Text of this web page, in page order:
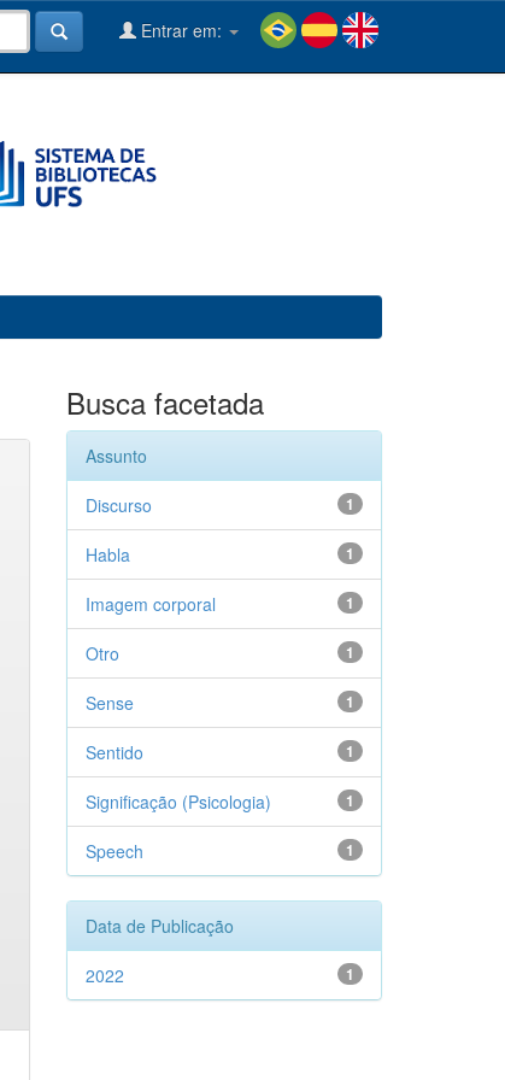
Entrar em:
Busca facetada
Assunto
1
Discurso
1
Habla
1
Imagem corporal
1
Otro
1
Sense
1
Sentido
1
Significação (Psicologia)
1
Speech
Data de Publicação
1
2022